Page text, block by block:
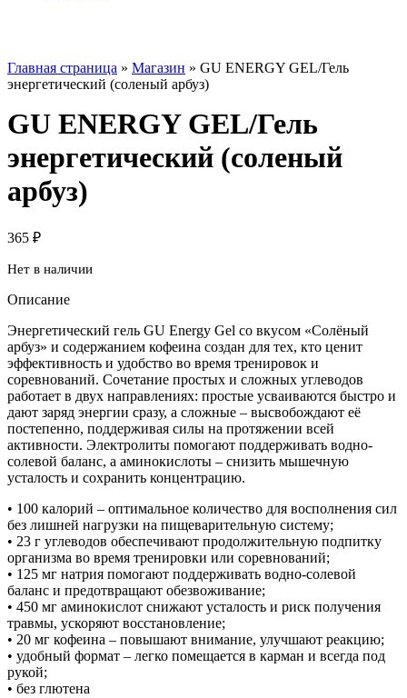
Главная страница » Магазин » GU ENERGY GEL/Гель
энергетический (соленый арбуз)
GU ENERGY GEL/Гель
энергетический (соленый
арбуз)
365 ₽
Нет в наличии
Описание
Энергетический гель GU Energy Gel со вкусом «Солёный
арбуз» и содержанием кофеина создан для тех, кто ценит
эффективность и удобство во время тренировок и
соревнований. Сочетание простых и сложных углеводов
работает в двух направлениях: простые усваиваются быстро и
дают заряд энергии сразу, а сложные – высвобождают её
постепенно, поддерживая силы на протяжении всей
активности. Электролиты помогают поддерживать водно-
солевой баланс, а аминокислоты – снизить мышечную
усталость и сохранить концентрацию.
• 100 калорий – оптимальное количество для восполнения сил
без лишней нагрузки на пищеварительную систему;
• 23 г углеводов обеспечивают продолжительную подпитку
организма во время тренировки или соревнований;
• 125 мг натрия помогают поддерживать водно-солевой
баланс и предотвращают обезвоживание;
• 450 мг аминокислот снижают усталость и риск получения
травмы, ускоряют восстановление;
• 20 мг кофеина – повышают внимание, улучшают реакцию;
• удобный формат – легко помещается в карман и всегда под
рукой;
• без глютена